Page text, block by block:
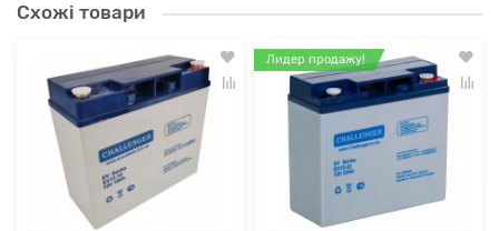
Схожі товари
Лидер продажу!